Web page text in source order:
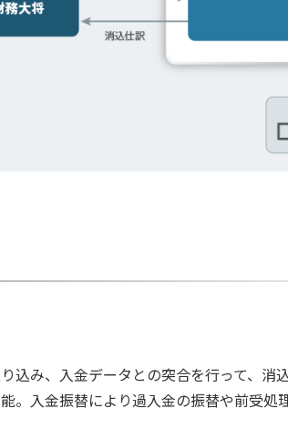
込み、入金データとの突合を行って、消
。入金振替により過入金の振替や前受処